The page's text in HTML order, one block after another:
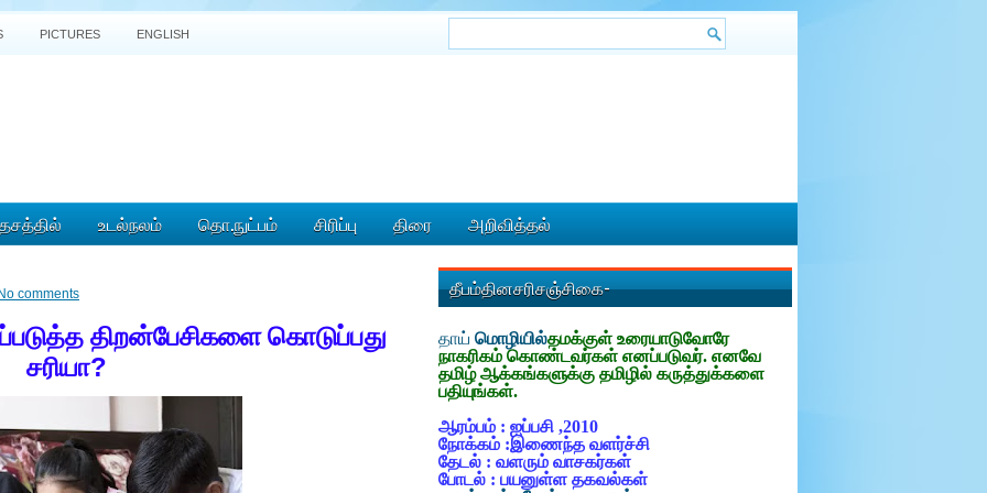
PICTURES ENGLISH
உடல்நலம் தொ.நுட்பம் சிரிப்பு திரை அறிவித்தல்
No comments
திறன்பேசிகளை கொடுப்பது
சரியா?
தீபம்தினசரிசஞ்சிகை-
தாய் மொழியில்தமக்குள் உரையாடுவோரே
நாகரிகம் கொண்டவர்கள் எனப்படுவர். எனவே
தமிழ் ஆக்கங்களுக்கு தமிழில் கருத்துக்களை
பதியுங்கள்.
ஆரம்பம் : ஐப்பசி ,2010
நோக்கம் :இணைந்த வளர்ச்சி
தேடல் : வளரும் வாசகர்கள்
போடல் : பயனுள்ள தகவல்கள்